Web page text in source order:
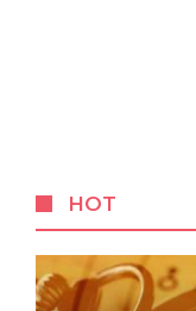
HOT